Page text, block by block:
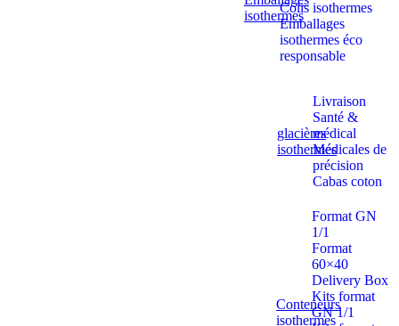
isothermes
Colis isothermes
Emballages
isothermes éco
responsable
glacières
isothermes
Livraison
Santé &
médical
Médicales de
précision
Cabas coton
Conteneurs
isothermes
Format GN
1/1
Format
60×40
Delivery Box
Kits format
GN 1/1